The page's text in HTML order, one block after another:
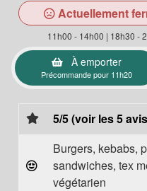
Actuellement
11h00 - 14h00 | 18h30 -
À emporter
Précommande pour 11h20
5/5 (voir les 5
Burgers, kebabs,
sandwiches, tex
végétarien